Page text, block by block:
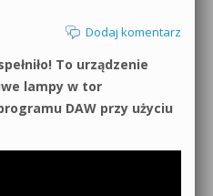
Dodaj komentarz
To urządzenie
lampy w tor
DAW przy użyciu